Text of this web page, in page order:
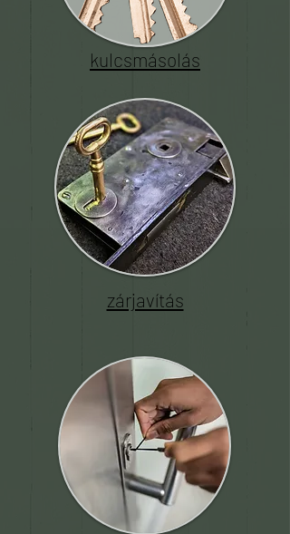
kulcsmásolás
zárjavítás